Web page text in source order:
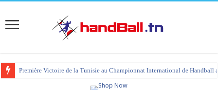
Première Victoire de la Tunisie au Championnat International de Handball